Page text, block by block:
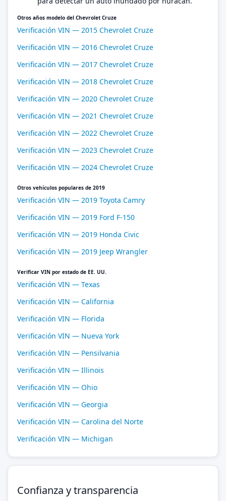
Otros años modelo del Chevrolet Cruze
Verificación VIN — 2015 Chevrolet Cruze
Verificación VIN — 2016 Chevrolet Cruze
Verificación VIN — 2017 Chevrolet Cruze
Verificación VIN — 2018 Chevrolet Cruze
Verificación VIN — 2020 Chevrolet Cruze
Verificación VIN — 2021 Chevrolet Cruze
Verificación VIN — 2022 Chevrolet Cruze
Verificación VIN — 2023 Chevrolet Cruze
Verificación VIN — 2024 Chevrolet Cruze
Otros vehículos populares de 2019
Verificación VIN — 2019 Toyota Camry
Verificación VIN — 2019 Ford F-150
Verificación VIN — 2019 Honda Civic
Verificación VIN — 2019 Jeep Wrangler
Verificar VIN por estado de EE. UU.
Verificación VIN — Texas
Verificación VIN — California
Verificación VIN — Florida
Verificación VIN — Nueva York
Verificación VIN — Pensilvania
Verificación VIN — Illinois
Verificación VIN — Ohio
Verificación VIN — Georgia
Verificación VIN — Carolina del Norte
Verificación VIN — Michigan
Confianza y transparencia